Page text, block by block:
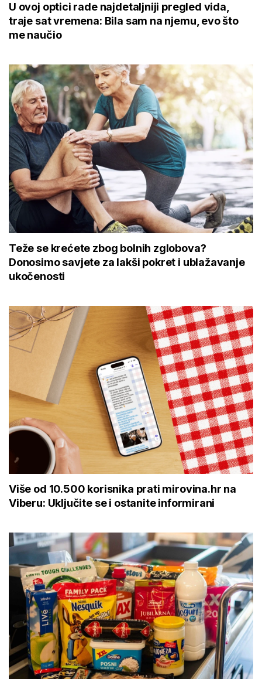
U ovoj optici rade najdetaljniji pregled vida,
traje sat vremena: Bila sam na njemu, evo što
me naučio
Teže se krećete zbog bolnih zglobova?
Donosimo savjete za lakši pokret i ublažavanje
ukočenosti
Više od 10.500 korisnika prati mirovina.hr na
Viberu: Uključite se i ostanite informirani